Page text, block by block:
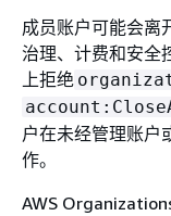
成员账户可能会离
治理、计费和安全
上拒绝
户在未经管理账户
作。
AWS